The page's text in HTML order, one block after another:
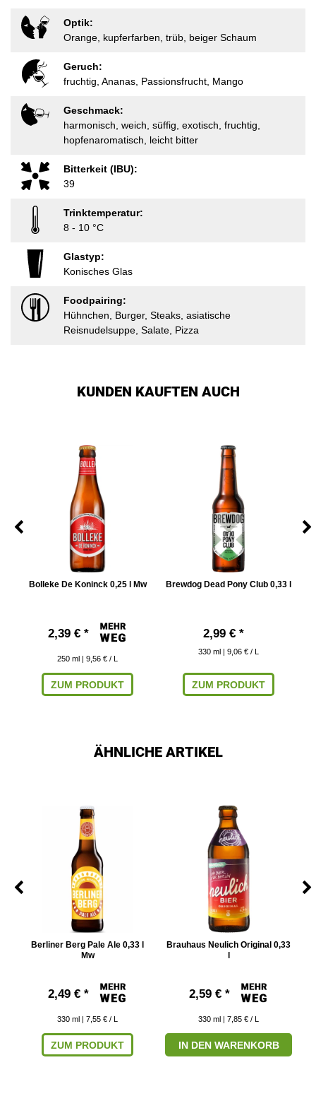
Optik:
Orange, kupferfarben, trüb, beiger Schaum
Geruch:
fruchtig, Ananas, Passionsfrucht, Mango
Geschmack:
harmonisch, weich, süffig, exotisch, fruchtig,
hopfenaromatisch, leicht bitter
Bitterkeit (IBU):
39
Trinktemperatur:
8 - 10 °C
Glastyp:
Konisches Glas
Foodpairing:
Hühnchen, Burger, Steaks, asiatische
Reisnudelsuppe, Salate, Pizza
KUNDEN KAUFTEN AUCH
Bolleke De Koninck 0,25 l Mw
2,39 € *
250 ml | 9,56 € / L
ZUM PRODUKT
Brewdog Dead Pony Club 0,33 l
2,99 € *
330 ml | 9,06 € / L
ZUM PRODUKT
ÄHNLICHE ARTIKEL
Berliner Berg Pale Ale 0,33 l
Mw
2,49 € *
330 ml | 7,55 € / L
ZUM PRODUKT
Brauhaus Neulich Original 0,33
2,59 € *
330 ml | 7,85 € / L
IN DEN WARENKORB